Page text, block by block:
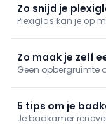
Zo snijd je
Plexiglas kan je op
Zo maak je zelf
Geen opbergruimte
badkamer. Bekijk
5 tips om je
Je badkamer